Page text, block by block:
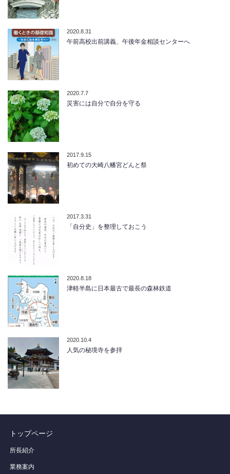
2020.8.31
午前高校出前講義、午後年金相談センターへ
2020.7.7
災害には自分で自分を守る
2017.9.15
初めての大崎八幡宮どんと祭
2017.3.31
「自分史」を整理しておこう
2020.8.18
津軽半島に日本最古で最長の森林鉄道
2020.10.4
人気の秘境寺を参拝
トップページ
所長紹介
業務案内